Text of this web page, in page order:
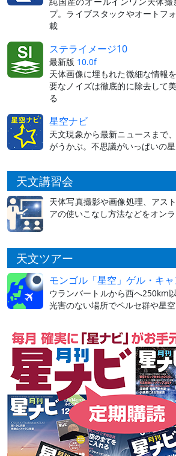
プ。ライブスタックやオートフ
載
ステライメージ10
最新版 10.0f
天体画像に埋もれた微細な情報
要なノイズは徹底的に除去して
る
星空ナビ
天文現象から最新ニュースまで
がうかぶ。不思議がいっぱいの
天文講習会
天体写真撮影や画像処理、アス
アの使いこなし方法などをオン
天文ツアー
モンゴル「星空」ゲル・キ
ウランバートルから西へ250km
光害のない場所でペルセ群や星